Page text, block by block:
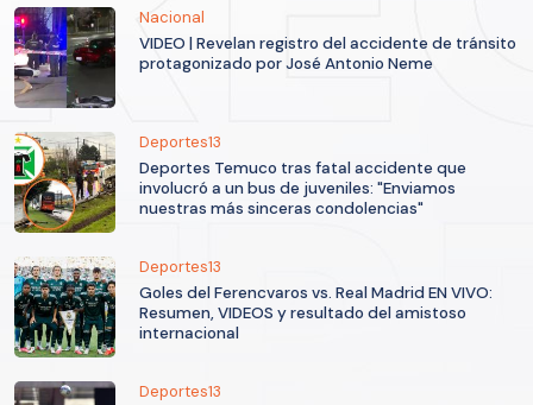
Nacional
VIDEO | Revelan registro del accidente de tránsito
protagonizado por José Antonio Neme
Deportes13
Deportes Temuco tras fatal accidente que
involucró a un bus de juveniles: "Enviamos
nuestras más sinceras condolencias"
Deportes13
Goles del Ferencvaros vs. Real Madrid EN VIVO:
Resumen, VIDEOS y resultado del amistoso
internacional
Deportes13